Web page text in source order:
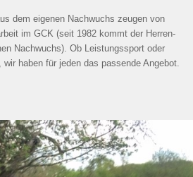
dem eigenen Nachwuchs zeugen von
im GCK (seit 1982 kommt der Herren-
Nachwuchs). Ob Leistungssport oder
haben für jeden das passende Angebot.